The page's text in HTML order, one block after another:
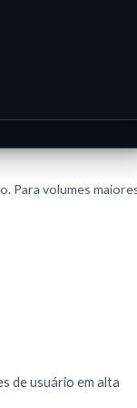
Para volumes
de usuário em alta